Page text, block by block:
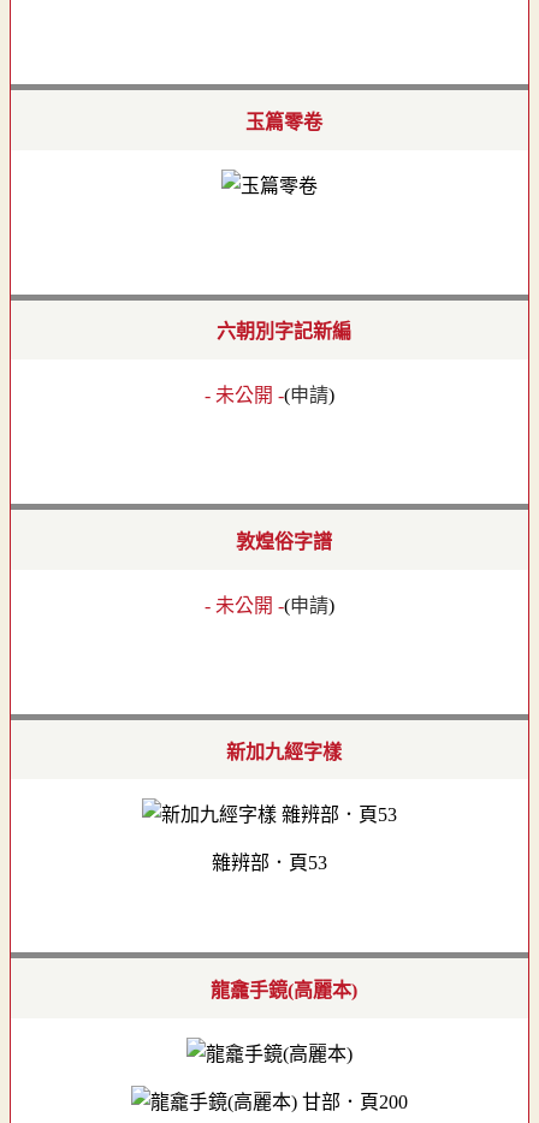
玉篇零卷
六朝別字記新編
- 未公開 -(申請)
敦煌俗字譜
- 未公開 -(申請)
新加九經字樣
雜辨部．頁53
龍龕手鏡(高麗本)